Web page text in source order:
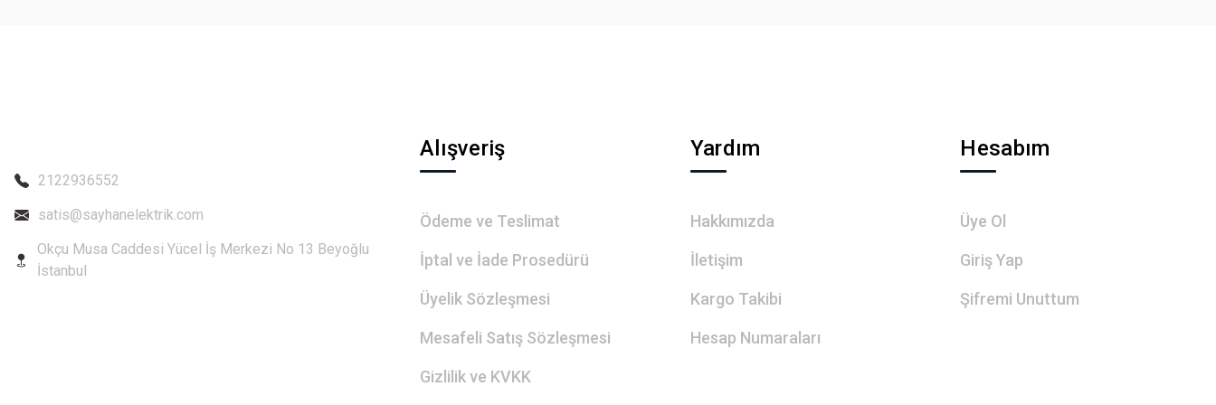
2122936552
satis@sayhanelektrik.com
Okçu Musa Caddesi Yücel İş Merkezi No 13 Beyoğlu
İstanbul
Alışveriş
Ödeme ve Teslimat
İptal ve İade Prosedürü
Üyelik Sözleşmesi
Mesafeli Satış Sözleşmesi
Gizlilik ve KVKK
Yardım
Hakkımızda
İletişim
Kargo Takibi
Hesap Numaraları
Hesabım
Üye Ol
Giriş Yap
Şifremi Unuttum